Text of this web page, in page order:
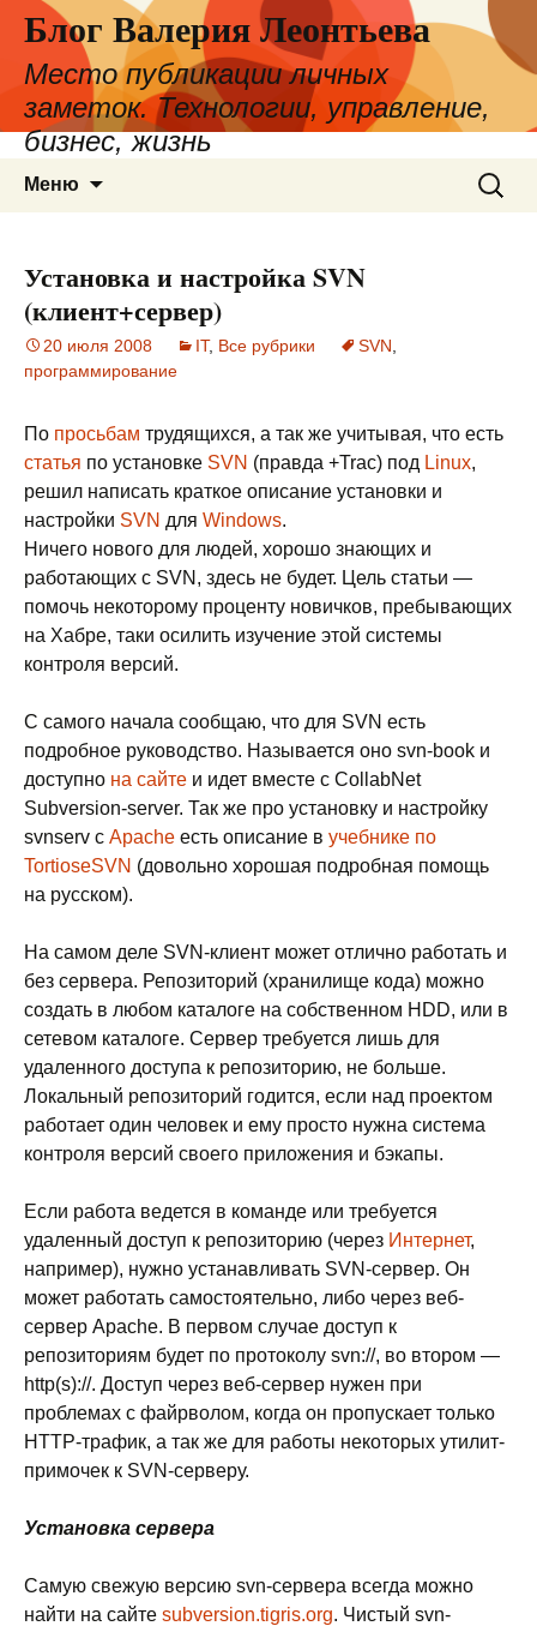
Блог Валерия Леонтьева
Место публикации личных
заметок. Технологии, управление,
бизнес, жизнь
Меню
Найти:
Установка и настройка SVN
(клиент+сервер)
20 июля 2008 IT, Все рубрики SVN
программирование
По просьбам трудящихся, а так же учитывая, что есть
статья по установке SVN (правда +Trac) под Linux,
решил написать краткое описание установки и
настройки SVN для Windows.
Ничего нового для людей, хорошо знающих и
работающих с SVN, здесь не будет. Цель статьи —
помочь некоторому проценту новичков, пребывающих
на Хабре, таки осилить изучение этой системы
контроля версий.
С самого начала сообщаю, что для SVN есть
подробное руководство. Называется оно svn-book и
доступно на сайте и идет вместе с CollabNet
Subversion-server. Так же про установку и настройку
svnserv с Apache есть описание в учебнике по
TortioseSVN (довольно хорошая подробная помощь
на русском).
На самом деле SVN-клиент может отлично работать и
без сервера. Репозиторий (хранилище кода) можно
создать в любом каталоге на собственном HDD, или в
сетевом каталоге. Сервер требуется лишь для
удаленного доступа к репозиторию, не больше.
Локальный репозиторий годится, если над проектом
работает один человек и ему просто нужна система
контроля версий своего приложения и бэкапы.
Если работа ведется в команде или требуется
удаленный доступ к репозиторию (через Интернет,
например), нужно устанавливать SVN-сервер. Он
может работать самостоятельно, либо через веб-
сервер Apache. В первом случае доступ к
репозиториям будет по протоколу svn://, во втором —
http(s)://. Доступ через веб-сервер нужен при
проблемах с файрволом, когда он пропускает только
HTTP-трафик, а так же для работы некоторых утилит-
примочек к SVN-серверу.
Установка сервера
Самую свежую версию svn-cервера всегда можно
найти на сайте subversion.tigris.org. Чистый svn-